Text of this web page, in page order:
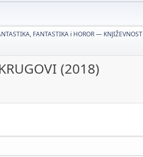
FANTASTIKA i HOROR — KNJIŽEVNOST
(2018)